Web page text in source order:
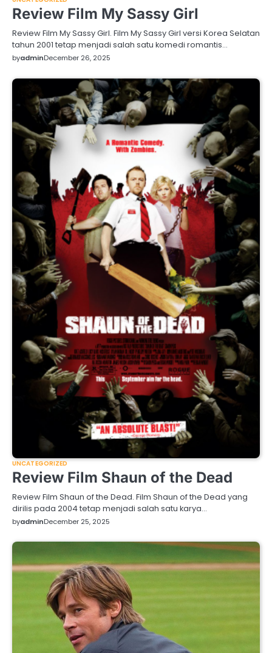
Review Film My Sassy Girl
Review Film My Sassy Girl. Film My Sassy Girl versi Korea Selatan
tahun 2001 tetap menjadi salah satu komedi romantis…
byadminDecember 26, 2025
UNCATEGORIZED
Review Film Shaun of the Dead
Review Film Shaun of the Dead. Film Shaun of the Dead yang
dirilis pada 2004 tetap menjadi salah satu karya…
byadminDecember 25, 2025